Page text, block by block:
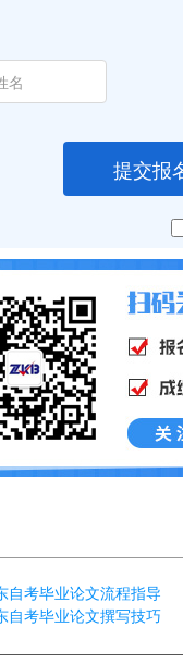
提交报
自考毕业论文流程指导
自考毕业论文撰写技巧